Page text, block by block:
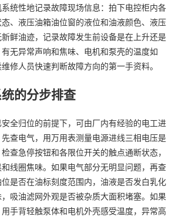
统性地记录故障现场信息：拍下电控柜内各
、液压油箱油位窗的液位和油液颜色、液压
鲜油迹，记录故障发生前设备是在上升还是
无异常声响和焦味、电机和泵壳的温度如
修人员快速判断故障方向的第一手资料。
的分步排查
全归位的前提下，可由厂内有经验的电工进
查电气，用万用表测量电源进线三相电压是
查急停按钮和各限位开关的触点通断状态，
线圈焦味。如果电气部分无明显问题，再查
是否在油标刻度范围内，油液是否发白乳化
吸油滤网外观是否被杂质大面积堵塞。如果
手背轻触泵体和电机外壳感受温度，异常高